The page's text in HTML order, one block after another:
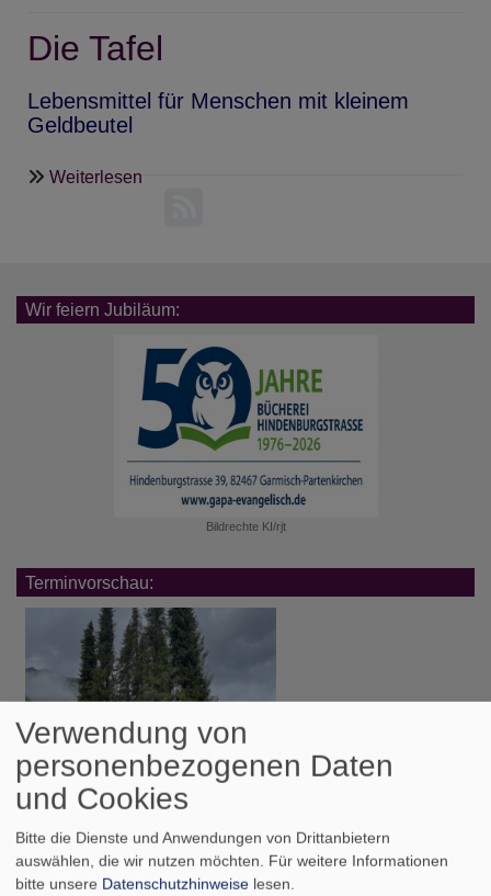
Pfarramt
Partenkirchen
Die Tafel
Lebensmittel für Menschen mit kleinem
Geldbeutel
Weiterlesen
Wir feiern Jubiläum:
Bildrechte KI/rjt
Terminvorschau:
Di, 11.8. 11 Uhr
Verwendung von
personenbezogenen Daten
und Cookies
Bitte die Dienste und Anwendungen von Drittanbietern
auswählen, die wir nutzen möchten. Für weitere Informationen
bitte unsere Datenschutzhinweise lesen.